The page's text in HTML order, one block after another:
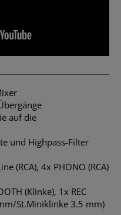
auf die
und Highpass-Filter
(RCA), 4x PHONO (RCA)
(Klinke), 1x REC
St.Miniklinke 3.5 mm)